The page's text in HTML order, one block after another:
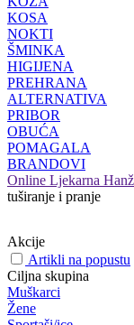
KOSA
NOKTI
ŠMINKA
HIGIJENA
PREHRANA
ALTERNATIVA
PRIBOR
OBUĆA
POMAGALA
BRANDOVI
Online Ljekarna
tuširanje i pranje
Akcije
Artikli na popustu
Ciljna skupina
Muškarci
Žene